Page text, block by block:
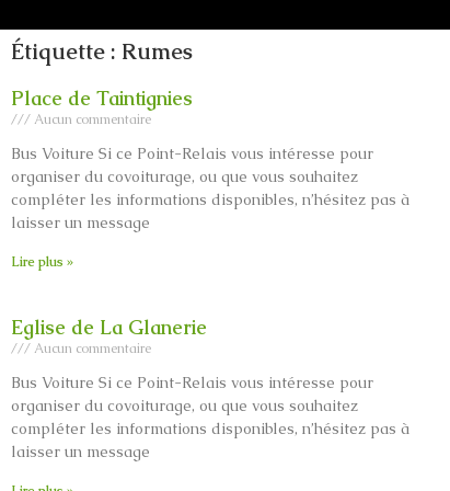
Étiquette : Rumes
Place de Taintignies
Aucun commentaire
Bus Voiture Si ce Point-Relais vous intéresse pour
organiser du covoiturage, ou que vous souhaitez
compléter les informations disponibles, n’hésitez pas à
laisser un message
Lire plus »
Eglise de La Glanerie
Aucun commentaire
Bus Voiture Si ce Point-Relais vous intéresse pour
organiser du covoiturage, ou que vous souhaitez
compléter les informations disponibles, n’hésitez pas à
laisser un message